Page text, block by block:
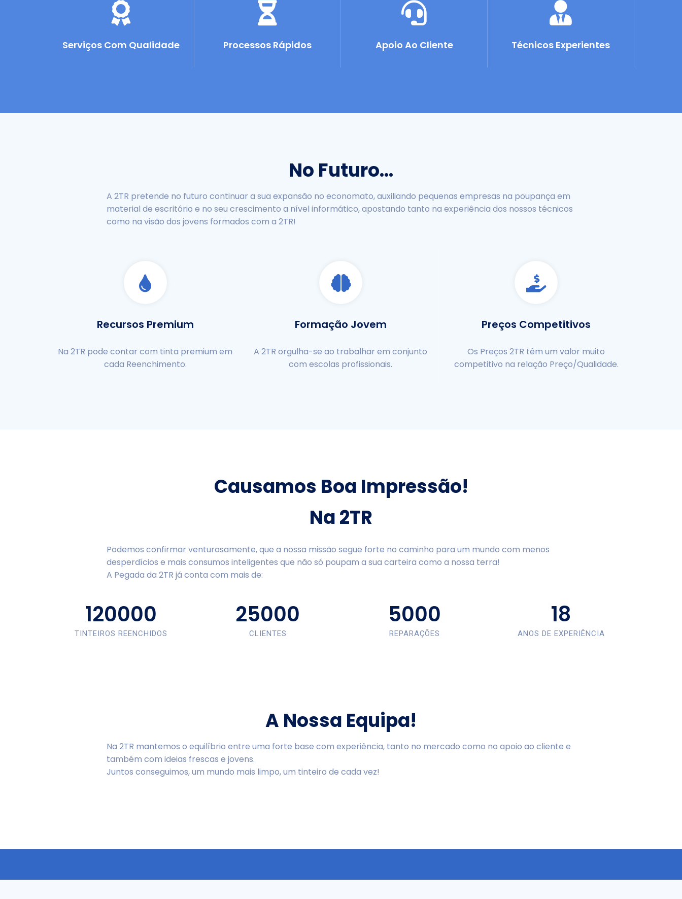
Serviços Com Qualidade Processos Rápidos Apoio Ao Cliente Técnicos Experientes
No Futuro...
A 2TR pretende no futuro continuar a sua expansão no economato, auxiliando pequenas empresas na poupança em
material de escritório e no seu crescimento a nível informático, apostando tanto na experiência dos nossos técnicos
como na visão dos jovens formados com a 2TR!
Recursos Premium
Na 2TR pode contar com tinta premium em
cada Reenchimento.
Formação Jovem
A 2TR orgulha-se ao trabalhar em conjunto
com escolas profissionais.
Preços Competitivos
Os Preços 2TR têm um valor muito
competitivo na relação Preço/Qualidade.
Causamos Boa Impressão!
Na 2TR
Podemos confirmar venturosamente, que a nossa missão segue forte no caminho para um mundo com menos
desperdícios e mais consumos inteligentes que não só poupam a sua carteira como a nossa terra!
A Pegada da 2TR já conta com mais de:
120000
TINTEIROS REENCHIDOS
25000
CLIENTES
5000
REPARAÇÕES
18
ANOS DE EXPERIÊNCIA
A Nossa Equipa!
Na 2TR mantemos o equilíbrio entre uma forte base com experiência, tanto no mercado como no apoio ao cliente e
também com ideias frescas e jovens.
Juntos conseguimos, um mundo mais limpo, um tinteiro de cada vez!